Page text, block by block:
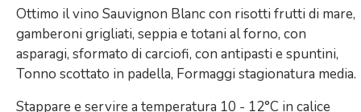
Ottimo il vino Sauvignon Blanc con risotti frutti di mare,
gamberoni grigliati, seppia e totani al forno, con
asparagi, sformato di carciofi, con antipasti e spuntini,
Tonno scottato in padella, Formaggi stagionatura media.
Stappare e servire a temperatura 10 - 12°C in calice